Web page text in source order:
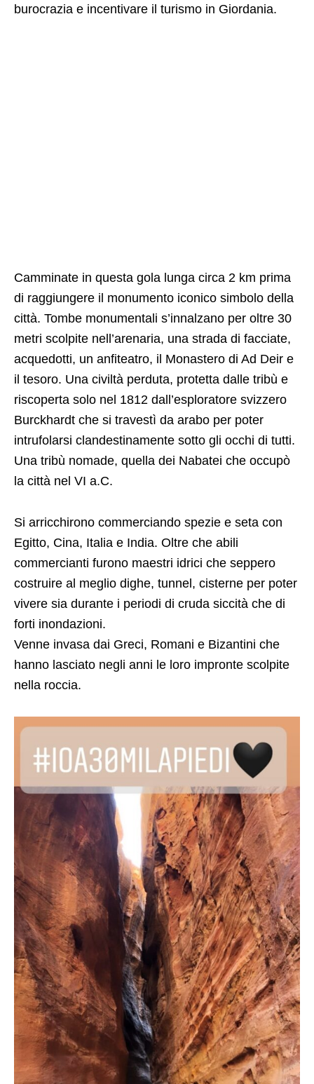
burocrazia e incentivare il turismo in Giordania.
Camminate in questa gola lunga circa 2 km prima
di raggiungere il monumento iconico simbolo della
città. Tombe monumentali s’innalzano per oltre 30
metri scolpite nell’arenaria, una strada di facciate,
acquedotti, un anfiteatro, il Monastero di Ad Deir e
il tesoro. Una civiltà perduta, protetta dalle tribù e
riscoperta solo nel 1812 dall’esploratore svizzero
Burckhardt che si travestì da arabo per poter
intrufolarsi clandestinamente sotto gli occhi di tutti.
Una tribù nomade, quella dei Nabatei che occupò
la città nel VI a.C.
Si arricchirono commerciando spezie e seta con
Egitto, Cina, Italia e India. Oltre che abili
commercianti furono maestri idrici che seppero
costruire al meglio dighe, tunnel, cisterne per poter
vivere sia durante i periodi di cruda siccità che di
forti inondazioni.
Venne invasa dai Greci, Romani e Bizantini che
hanno lasciato negli anni le loro impronte scolpite
nella roccia.